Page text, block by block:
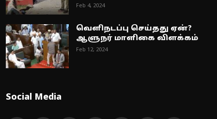
Feb 4, 2024
வெளிநடப்பு செய்தது ஏன்?
ஆளுநர் மாளிகை விளக்கம்
Feb 12, 2024
Social Media